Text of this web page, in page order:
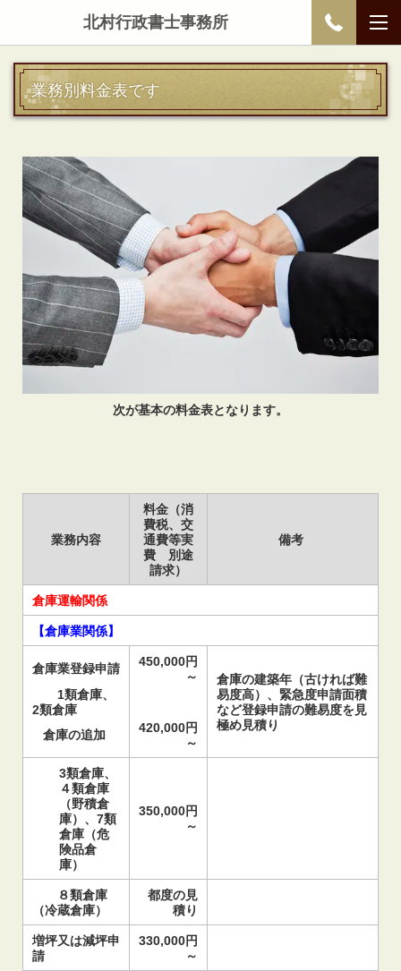
北村行政書士事務所
業務別料金表です
次が基本の料金表となります。
業務内容
料金（消
費税、交
通費等実
費 別途
請求）
備考
倉庫運輸関係
【倉庫業関係】
倉庫業登録申請
1類倉庫、
2類倉庫
倉庫の追加
450,000円
～
420,000円
～
倉庫の建築年（古ければ難
易度高）、緊急度申請面積
など登録申請の難易度を見
極め見積り
3類倉庫、
４類倉庫
（野積倉
庫）、7類
倉庫（危
険品倉
庫）
350,000円
～
８類倉庫
（冷蔵倉庫）
都度の見
積り
増坪又は減坪申
請
330,000円
～